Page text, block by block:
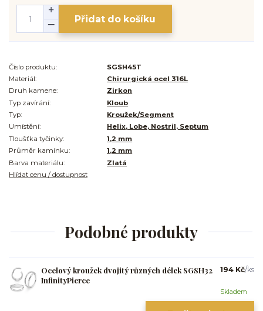
Přidat do košíku
Číslo produktu:
SGSH45T
Materiál:
Chirurgická ocel 316L
Druh kamene:
Zirkon
Typ zavírání:
Kloub
Typ:
Kroužek/Segment
Umístění:
Helix, Lobe, Nostril, Septum
Tloušťka tyčinky:
1,2 mm
Průměr kamínku:
1,2 mm
Barva materiálu:
Zlatá
Hlídat cenu / dostupnost
Podobné produkty
Ocelový kroužek dvojitý různých délek SGSH32
InfinityPierce
194 Kč/ks
Skladem